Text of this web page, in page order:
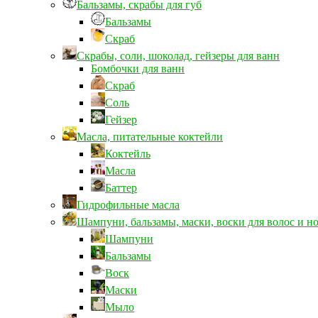
Бальзамы, скрабы для губ
Бальзамы
Скраб
Скрабы, соли, шоколад, гейзеры для ванн
Бомбочки для ванн
Скраб
Соль
Гейзер
Масла, питательные коктейли
Коктейль
Масла
Баттер
Гидрофильные масла
Шампуни, бальзамы, маски, воски для волос и
Шампуни
Бальзамы
Воск
Маски
Мыло